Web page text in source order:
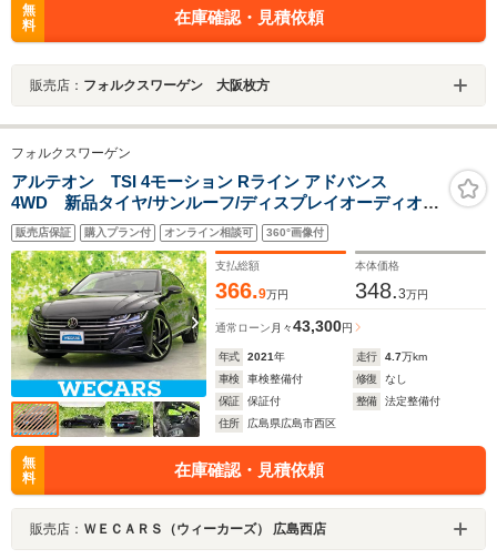
無
料
在庫確認・見積依頼
販売店： フォルクスワーゲン 大阪枚方
フォルクスワーゲン
アルテオン TSI 4モーション Rライン アドバンス
4WD 新品タイヤ/サンルーフ/ディスプレイオーディオ
+ナビ/衝突安全装置/シートヒーター/全方位モニター/車線
逸脱防止支援システム/シート フルレザー/パーキングアシ
スト 自動操舵
販売店保証 購入プラン付 オンライン相談可 360°画像付
支払総額
366.9万円
本体価格
348.3万円
通常ローン 月々43,300円
年式 2021年 走行 4.7万km
車検
車検整備付 修復
なし
保証
保証付 整備
法定整備付
住所
広島県広島市西区
無
料
在庫確認・見積依頼
販売店： ＷＥＣＡＲＳ（ウィーカーズ） 広島西店